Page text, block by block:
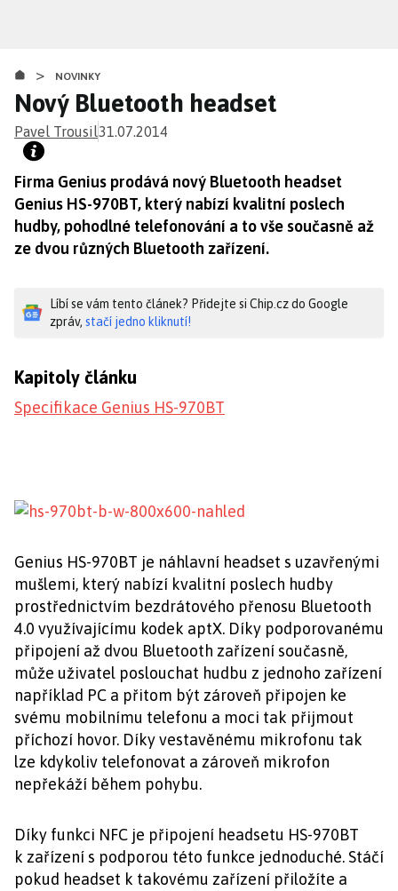
obsahu
> NOVINKY
Nový Bluetooth headset
Pavel Trousil31.07.2014
Firma Genius prodává nový Bluetooth headset
Genius HS-970BT, který nabízí kvalitní poslech
hudby, pohodlné telefonování a to vše současně až
ze dvou různých Bluetooth zařízení.
Líbí se vám tento článek? Přidejte si Chip.cz do Google
zpráv, stačí jedno kliknutí!
Kapitoly článku
Specifikace Genius HS-970BT
Genius HS-970BT je náhlavní headset s uzavřenými
mušlemi, který nabízí kvalitní poslech hudby
prostřednictvím bezdrátového přenosu Bluetooth
4.0 využívajícímu kodek aptX. Díky podporovanému
připojení až dvou Bluetooth zařízení současně,
může uživatel poslouchat hudbu z jednoho zařízení
například PC a přitom být zároveň připojen ke
svému mobilnímu telefonu a moci tak přijmout
příchozí hovor. Díky vestavěnému mikrofonu tak
lze kdykoliv telefonovat a zároveň mikrofon
nepřekáží během pohybu.
Díky funkci NFC je připojení headsetu HS-970BT
k zařízení s podporou této funkce jednoduché. Stáčí
pokud headset k takovému zařízení přiložíte a